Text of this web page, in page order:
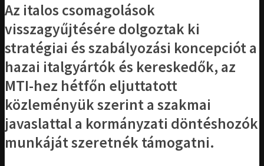
Az italos csomagolások
visszagyűjtésére dolgoztak ki
stratégiai és szabályozási koncepciót a
hazai italgyártók és kereskedők, az
MTI-hez hétfőn eljuttatott
közleményük szerint a szakmai
javaslattal a kormányzati döntéshozók
munkáját szeretnék támogatni.